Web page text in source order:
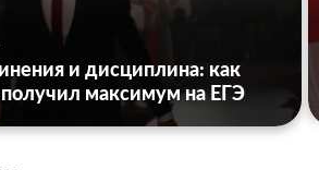
и дисциплина: как
максимум на ЕГЭ